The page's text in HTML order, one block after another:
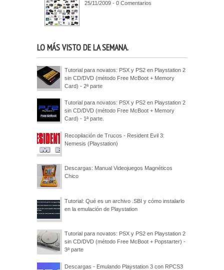
25/11/2009 - 0 Comentarios
LO MÁS VISTO DE LA SEMANA.
Tutorial para novatos: PSX y PS2 en Playstation 2
sin CD/DVD (método Free McBoot + Memory
Card) - 2ª parte
Tutorial para novatos: PSX y PS2 en Playstation 2
sin CD/DVD (método Free McBoot + Memory
Card) - 1ª parte.
Recopilación de Trucos - Resident Evil 3:
Nemesis (Playstation)
Descargas: Manual Videojuegos Magnéticos
Chico
Tutorial: Qué es un archivo .SBI y cómo instalarlo
en la emulación de Playstation
Tutorial para novatos: PSX y PS2 en Playstation 2
sin CD/DVD (método Free McBoot + Popstarter) -
3ª parte
Descargas - Emulando Playstation 3 con RPCS3